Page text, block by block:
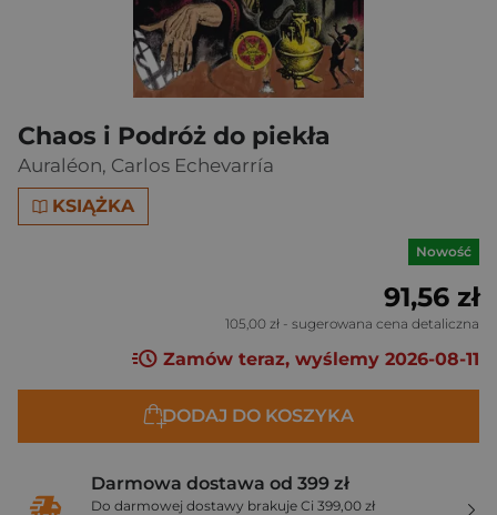
Chaos i Podróż do piekła
Auraléon, Carlos Echevarría
KSIĄŻKA
Nowość
91,56 zł
105,00 zł - sugerowana cena detaliczna
Zamów teraz, wyślemy 2026-08-11
DODAJ DO KOSZYKA
Darmowa dostawa od 399 zł
Do darmowej dostawy brakuje Ci 399,00 zł